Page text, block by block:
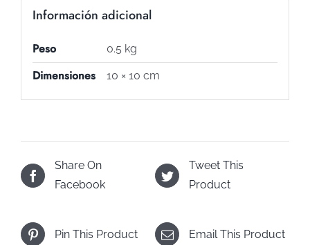
Información adicional
Peso 0.5 kg
Dimensiones 10 × 10 cm
Share On
Facebook
Tweet This
Product
Pin This Product Email This Product